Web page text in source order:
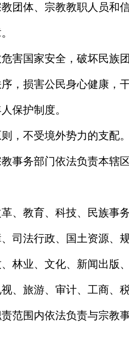
团体、宗教教职人员和
害国家安全，破坏民族
，损害公民身心健康，
保护制度。
，不受境外势力的支配。
事务部门依法负责本辖
、教育、科技、民族事
司法行政、国土资源、
林业、文化、新闻出版
、旅游、审计、工商、
范围内依法负责与宗教